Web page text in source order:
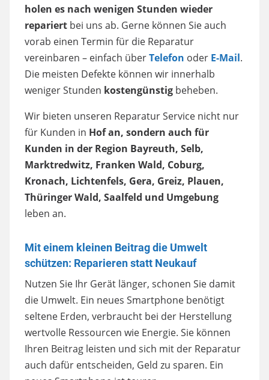
holen es nach wenigen Stunden wieder
repariert bei uns ab. Gerne können Sie auch
vorab einen Termin für die Reparatur
vereinbaren – einfach überTelefon oder E-Mail.
Die meisten Defekte können wir innerhalb
weniger Stunden kostengünstig beheben.
Wir bieten unseren Reparatur Service nicht nur
für Kunden in Hof an, sondern auch für
Kunden in der Region Bayreuth, Selb,
Marktredwitz, Franken Wald, Coburg,
Kronach, Lichtenfels, Gera, Greiz, Plauen,
Thüringer Wald, Saalfeld und Umgebung
leben an.
Mit einem kleinen Beitrag die Umwelt
schützen: Reparieren statt Neukauf
Nutzen Sie Ihr Gerät länger, schonen Sie damit
die Umwelt. Ein neues Smartphone benötigt
seltene Erden, verbraucht bei der Herstellung
wertvolle Ressourcen wie Energie. Sie können
Ihren Beitrag leisten und sich mit der Reparatur
auch dafür entscheiden, Geld zu sparen. Ein